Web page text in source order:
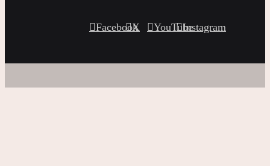
Facebook
X YouTubeInstagram